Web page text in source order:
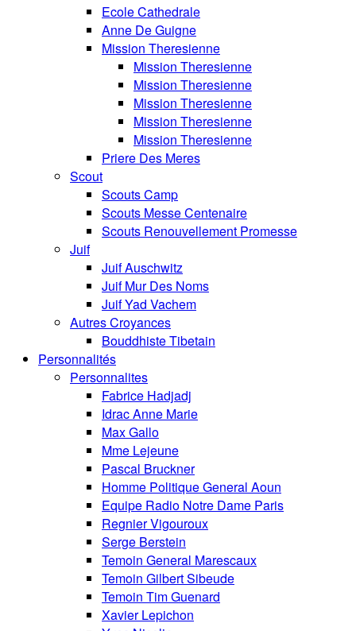
Ecole Cathedrale
Anne De Guigne
Mission Theresienne
Mission Theresienne
Mission Theresienne
Mission Theresienne
Mission Theresienne
Mission Theresienne
Priere Des Meres
Scout
Scouts Camp
Scouts Messe Centenaire
Scouts Renouvellement Promesse
Juif
Juif Auschwitz
Juif Mur Des Noms
Juif Yad Vachem
Autres Croyances
Bouddhiste Tibetain
Personnalités
Personnalites
Fabrice Hadjadj
Idrac Anne Marie
Max Gallo
Mme Lejeune
Pascal Bruckner
Homme Politique General Aoun
Equipe Radio Notre Dame Paris
Regnier Vigouroux
Serge Berstein
Temoin General Marescaux
Temoin Gilbert Sibeude
Temoin Tim Guenard
Xavier Lepichon